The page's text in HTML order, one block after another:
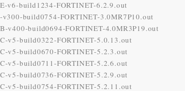
v6-build1234-FORTINET-6.2.9.out
v300-build0754-FORTINET-3.0MR7P10.out
v400-build0694-FORTINET-4.0MR3P19.out
v5-build0322-FORTINET-5.0.13.out
v5-build0670-FORTINET-5.2.3.out
v5-build0711-FORTINET-5.2.6.out
v5-build0736-FORTINET-5.2.9.out
v5-build0754-FORTINET-5.2.11.out